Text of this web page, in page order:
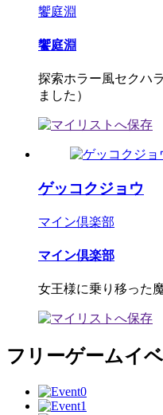
饗庭淵
饗庭淵
探索ホラー風セクハ
ました）
ゲッコクジョウ
マイン倶楽部
マイン倶楽部
女王様に乗り移った
フリーゲームイ